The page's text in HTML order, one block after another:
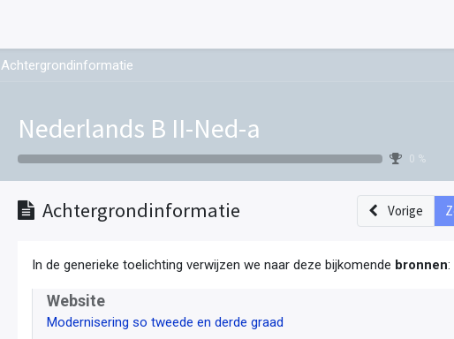
Achtergrondinformatie
Nederlands B II-Ned-a
0 %
Achtergrondinformatie Vorige
In de generieke toelichting verwijzen we naar deze bijkomende bronnen:
Website
Modernisering so tweede en derde graad